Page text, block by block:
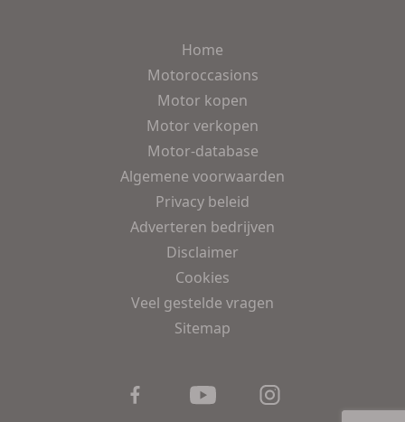
Home
Motoroccasions
Motor kopen
Motor verkopen
Motor-database
Algemene voorwaarden
Privacy beleid
Adverteren bedrijven
Disclaimer
Cookies
Veel gestelde vragen
Sitemap